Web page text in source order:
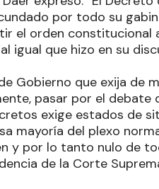
por todo su
el orden constitucional
igual que hizo en su
Gobierno que exija de
pasar por el
exige estados de
mayoría del plexo
y por lo tanto nulo de
de la Corte